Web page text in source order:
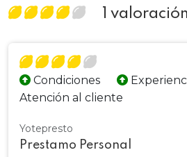
1 valoración
Condiciones
Atención al cliente
Yotepresto
Prestamo Personal